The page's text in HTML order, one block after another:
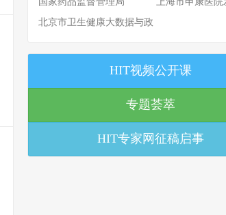
北京市卫生健康大数据与政
HIT视频公开课
专题荟萃
HIT专家网征稿启事